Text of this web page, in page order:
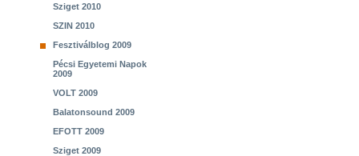
Sziget 2010
SZIN 2010
Fesztiválblog 2009
Pécsi Egyetemi Napok
2009
VOLT 2009
Balatonsound 2009
EFOTT 2009
Sziget 2009